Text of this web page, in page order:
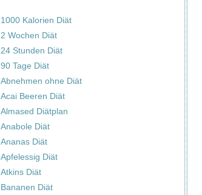
1000 Kalorien Diät
2 Wochen Diät
24 Stunden Diät
90 Tage Diät
Abnehmen ohne Diät
Acai Beeren Diät
Almased Diätplan
Anabole Diät
Ananas Diät
Apfelessig Diät
Atkins Diät
Bananen Diät